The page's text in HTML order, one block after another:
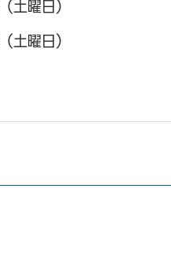
土曜日）
土曜日）